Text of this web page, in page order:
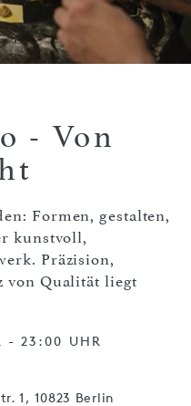
- Von
Formen, gestalten,
kunstvoll,
Präzision,
von Qualität liegt
- 23:00 UHR
1, 10823 Berlin